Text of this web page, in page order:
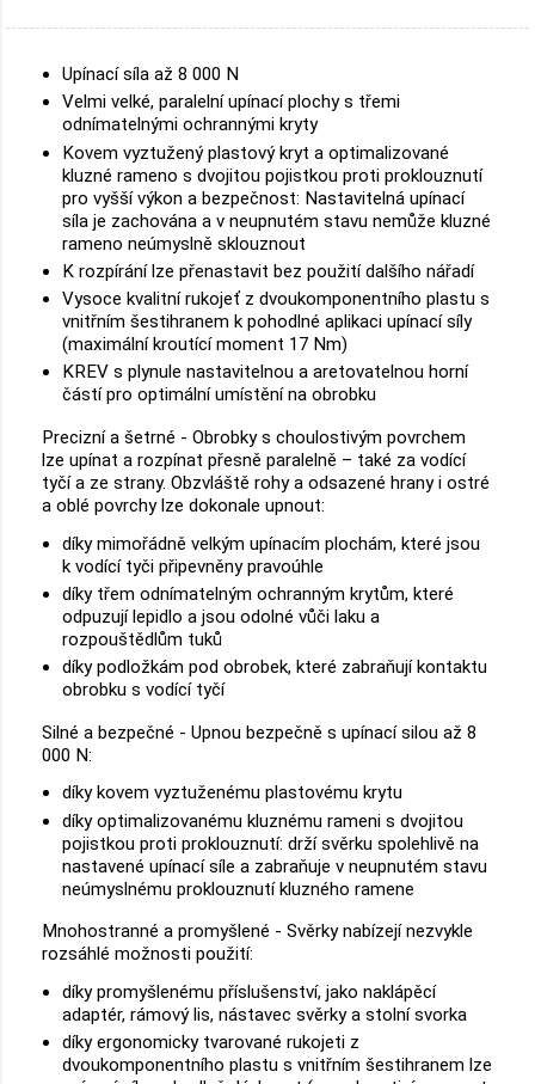
Upínací síla až 8 000 N
Velmi velké, paralelní upínací plochy s třemi
odnímatelnými ochrannými kryty
Kovem vyztužený plastový kryt a optimalizované
kluzné rameno s dvojitou pojistkou proti proklouznutí
pro vyšší výkon a bezpečnost: Nastavitelná upínací
síla je zachována a v neupnutém stavu nemůže kluzné
rameno neúmyslně sklouznout
K rozpírání lze přenastavit bez použití dalšího nářadí
Vysoce kvalitní rukojeť z dvoukomponentního plastu s
vnitřním šestihranem k pohodlné aplikaci upínací síly
(maximální kroutící moment 17 Nm)
KREV s plynule nastavitelnou a aretovatelnou horní
částí pro optimální umístění na obrobku
Precizní a šetrné - Obrobky s choulostivým povrchem
lze upínat a rozpínat přesně paralelně – také za vodící
tyčí a ze strany. Obzvláště rohy a odsazené hrany i ostré
a oblé povrchy lze dokonale upnout:
díky mimořádně velkým upínacím plochám, které jsou
k vodící tyči připevněny pravoúhle
díky třem odnímatelným ochranným krytům, které
odpuzují lepidlo a jsou odolné vůči laku a
rozpouštědlům tuků
díky podložkám pod obrobek, které zabraňují kontaktu
obrobku s vodící tyčí
Silné a bezpečné - Upnou bezpečně s upínací silou až 8
000 N:
díky kovem vyztuženému plastovému krytu
díky optimalizovanému kluznému rameni s dvojitou
pojistkou proti proklouznutí: drží svěrku spolehlivě na
nastavené upínací síle a zabraňuje v neupnutém stavu
neúmyslnému proklouznutí kluzného ramene
Mnohostranné a promyšlené - Svěrky nabízejí nezvykle
rozsáhlé možnosti použití:
díky promyšlenému příslušenství, jako naklápěcí
adaptér, rámový lis, nástavec svěrky a stolní svorka
díky ergonomicky tvarované rukojeti z
dvoukomponentního plastu s vnitřním šestihranem lze